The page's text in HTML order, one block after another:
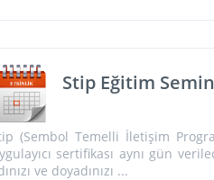
Stip Eğitim
(Sembol Temelli İletişim
sertifikası aynı gün
ve doyadınızı ...